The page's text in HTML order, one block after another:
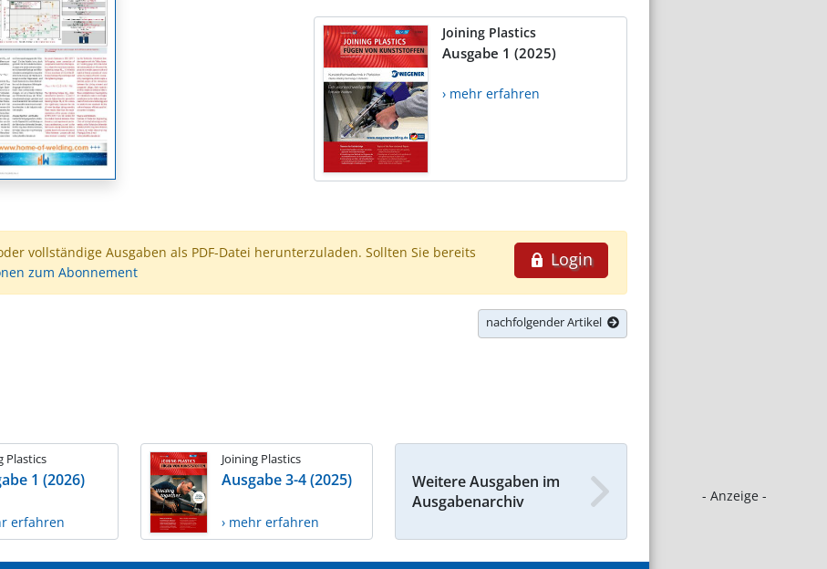
- Anzeige -
Joining Plastics
Ausgabe 1 (2025)
› mehr erfahren
Login
vollständige Ausgaben als PDF-Datei herunterzuladen. Sollten Sie bereits
zum Abonnement
nachfolgender Artikel
Plastics
1 (2026)
erfahren
Joining Plastics
Ausgabe 3-4 (2025)
› mehr erfahren
Weitere Ausgaben im
Ausgabenarchiv